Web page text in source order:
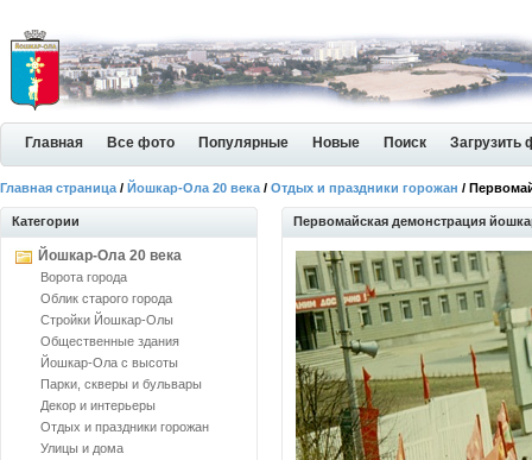
Главная Все фото Популярные Новые Поиск Загрузить
Главная страница / Йошкар-Ола 20 века / Отдых и праздники горожан /
Категории
Йошкар-Ола 20 века
Ворота города
Облик старого города
Стройки Йошкар-Олы
Общественные здания
Йошкар-Ола с высоты
Парки, скверы и бульвары
Декор и интерьеры
Отдых и праздники горожан
Улицы и дома
Первомайская демонстрация